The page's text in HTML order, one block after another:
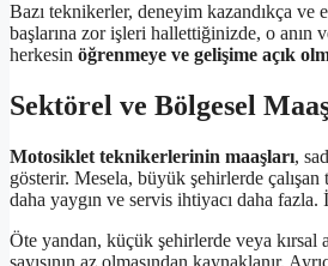
Bazı teknikerler, deneyim kazandıkça
başlarına zor işleri hallettiğinizde, o
herkesin öğrenmeye ve gelişime açık
Sektörel ve Bölgesel
Motosiklet teknikerlerinin maaşları,
gösterir. Mesela, büyük şehirlerde
daha yaygın ve servis ihtiyacı daha
Öte yandan, küçük şehirlerde veya kırsal